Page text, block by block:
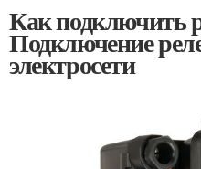
Как подключить
Подключение
электросети